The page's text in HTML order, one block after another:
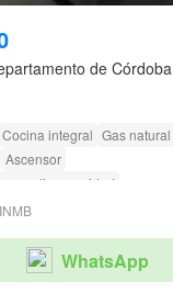
de Córdoba
Cocina integral Gas natural
Ascensor
con discapacidad
WhatsApp